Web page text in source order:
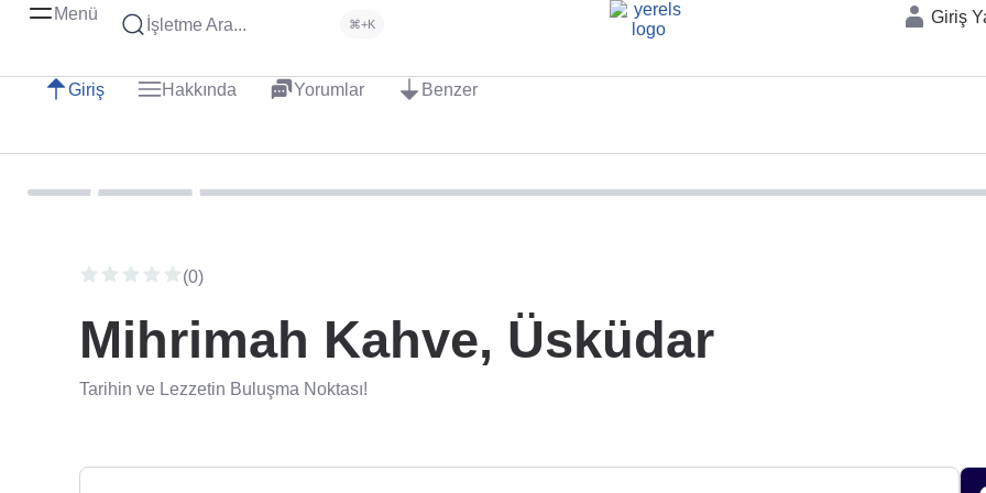
Menü
İşletme Ara... ⌘+K Giriş
Giriş Hakkında Yorumlar Benzer
(0)
Mihrimah Kahve, Üsküdar
Tarihin ve Lezzetin Buluşma Noktası!